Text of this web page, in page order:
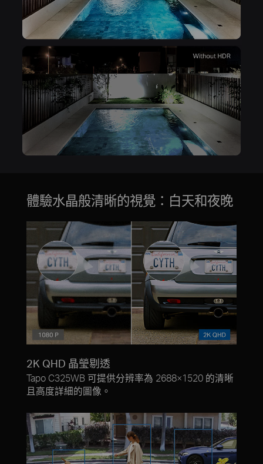
體驗水晶般清晰的視覺：白天和夜晚
2K QHD 晶瑩剔透
Tapo C325WB 可提供分辨率為 2688×1520 的清晰
且高度詳細的圖像。